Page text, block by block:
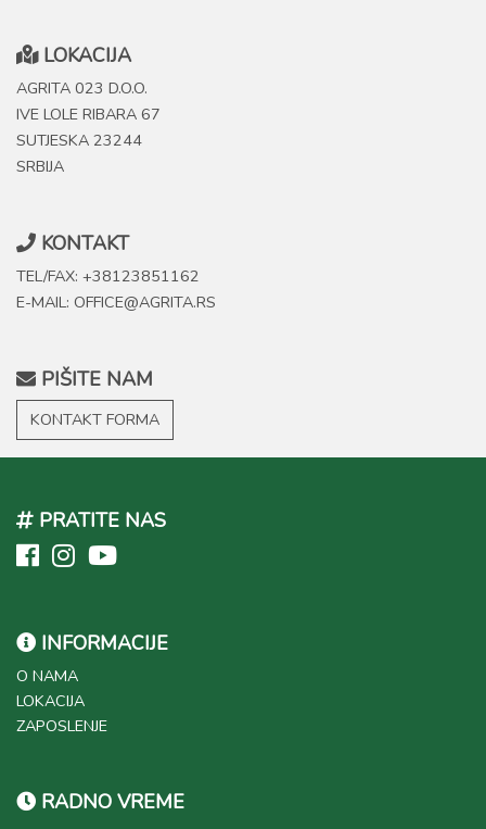
LOKACIJA
AGRITA 023 D.O.O.
IVE LOLE RIBARA 67
SUTJESKA 23244
SRBIJA
KONTAKT
TEL/FAX: +38123851162
E-MAIL: OFFICE@AGRITA.RS
PIŠITE NAM
KONTAKT FORMA
PRATITE NAS
INFORMACIJE
O NAMA
LOKACIJA
ZAPOSLENJE
RADNO VREME